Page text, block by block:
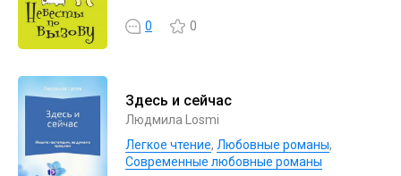
0 0
Здесь и сейчас
Людмила Losmi
Легкое чтение, Любовные романы,
Современные любовные романы